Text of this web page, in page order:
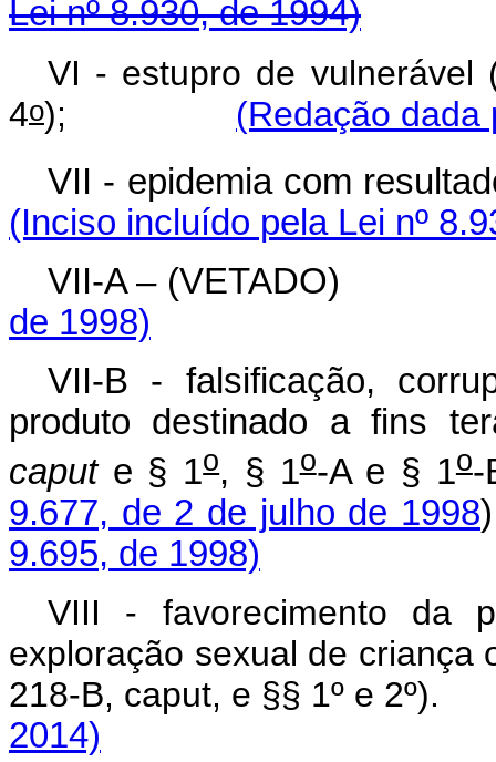
Lei nº 8.930, de 1994)
VI - estupro de
4o); (Redação dada
VII - epidemia com
(Inciso incluído pela Lei nº
VII-A –
de 1998)
VII-B - falsificação,
produto destinado a fins
capute § 1o, § 1o-A e § 1o-
9.677, de 2 de julho de 1998
9.695, de 1998)
VIII - favorecimento da
exploração sexual de criança
218-B, caput, e §§ 1º e 2º).
2014)